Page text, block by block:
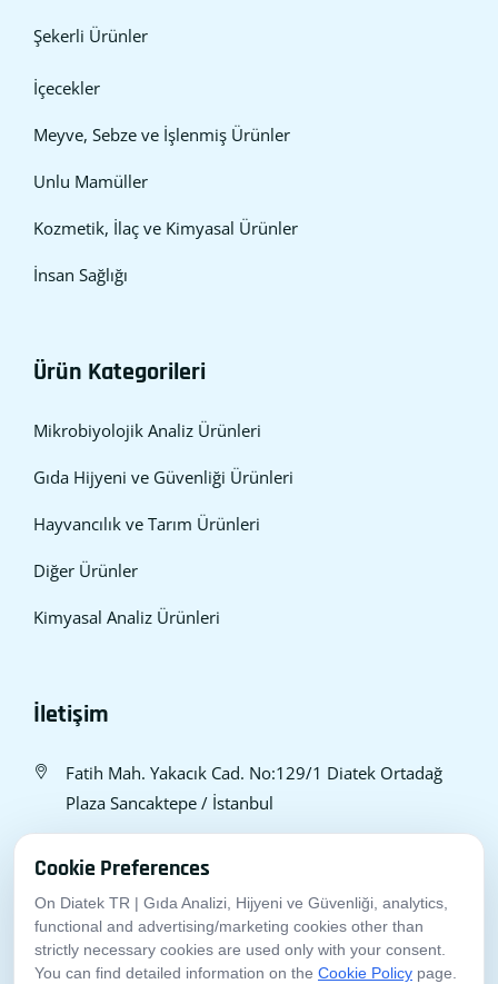
Şekerli Ürünler
İçecekler
Meyve, Sebze ve İşlenmiş Ürünler
Unlu Mamüller
Kozmetik, İlaç ve Kimyasal Ürünler
İnsan Sağlığı
Ürün Kategorileri
Mikrobiyolojik Analiz Ürünleri
Gıda Hijyeni ve Güvenliği Ürünleri
Hayvancılık ve Tarım Ürünleri
Diğer Ürünler
Kimyasal Analiz Ürünleri
İletişim
Fatih Mah. Yakacık Cad. No:129/1 Diatek Ortadağ
Plaza Sancaktepe / İstanbul
0 549 724 29 18
bilgi@diatek.com.tr
Cookie Preferences
On Diatek TR | Gıda Analizi, Hijyeni ve Güvenliği, analytics,
functional and advertising/marketing cookies other than
strictly necessary cookies are used only with your consent.
You can find detailed information on the Cookie Policy page.